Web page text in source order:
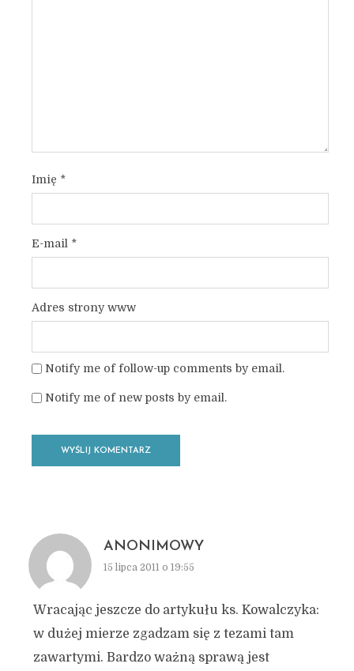
Imię *
E-mail *
Adres strony www
Notify me of follow-up comments by email.
Notify me of new posts by email.
ANONIMOWY
15 lipca 2011 o 19:55
Wracając jeszcze do artykułu ks. Kowalczyka:
w dużej mierze zgadzam się z tezami tam
zawartymi. Bardzo ważną sprawą jest